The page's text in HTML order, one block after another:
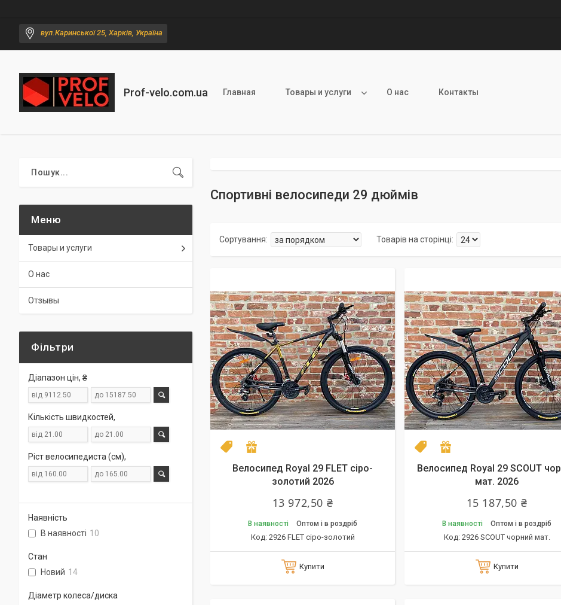
вул.Каринської 25, Харків, Україна
Prof-velo.com.ua Главная Товары и услуги О нас Контакты
Спортивні велосипеди 29 дюймів
NEW model 2026
Велосипед Royal 29 FLET сірo-
золотий 2026
13 972,50 ₴
В наявності Оптом і в роздріб
2926 FLET сірo-золотий
Купити
NEW model 2026
Велосипед Royal 29 SCOUT
мат. 2026
15 187,50 ₴
В наявності Оптом і в роздріб
2926 SCOUT чорний мат.
Купити
Товары и услуги
О нас
Отзывы
Фільтри
Діапазон цін, ₴
Кількість швидкостей,
Ріст велосипедиста (см),
Наявність
В наявності 10
Стан
Новий 14
Діаметр колеса/диска